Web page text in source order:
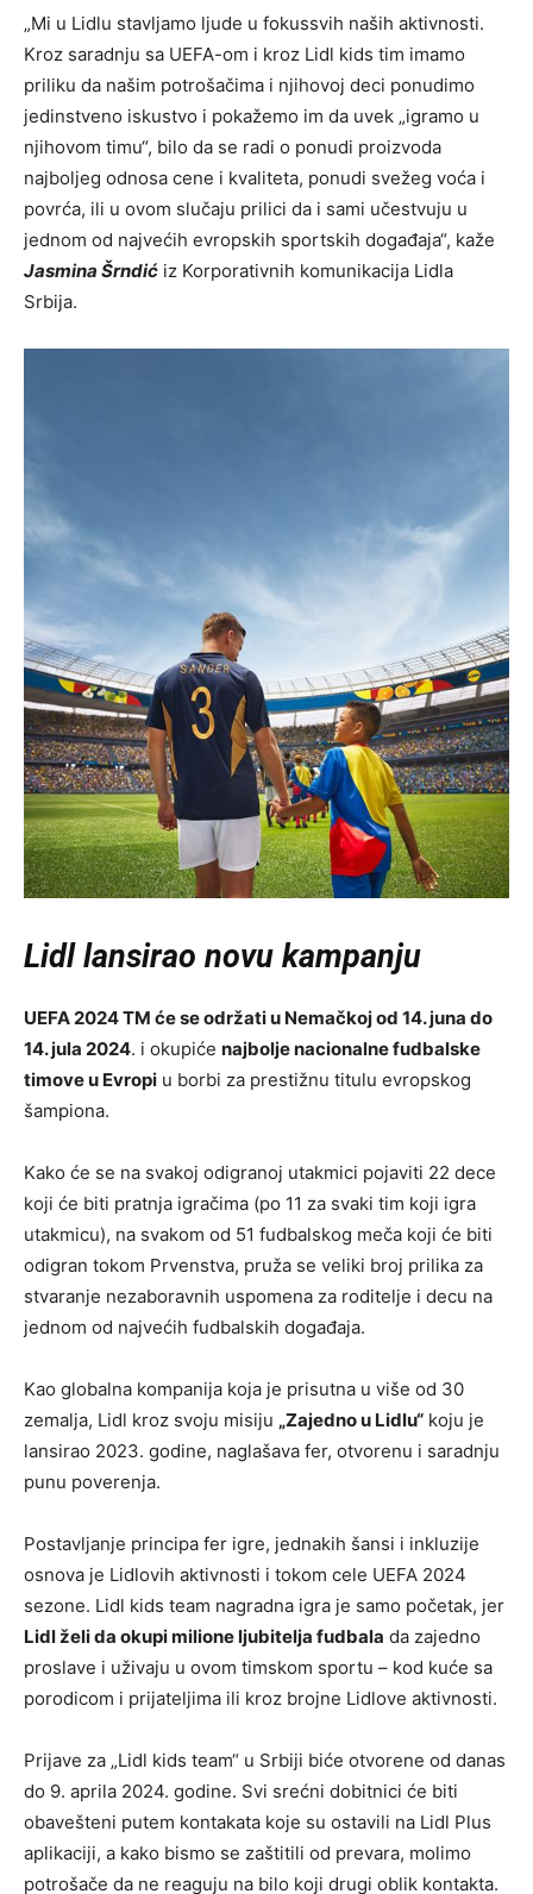
„Mi u Lidlu stavljamo ljude u fokussvih naših aktivnosti.
Kroz saradnju sa UEFA-om i kroz Lidl kids tim imamo
priliku da našim potrošačima i njihovoj deci ponudimo
jedinstveno iskustvo i pokažemo im da uvek „igramo u
njihovom timu“, bilo da se radi o ponudi proizvoda
najboljeg odnosa cene i kvaliteta, ponudi svežeg voća i
povrća, ili u ovom slučaju prilici da i sami učestvuju u
jednom od najvećih evropskih sportskih događaja“, kaže
Jasmina Šrndić iz Korporativnih komunikacija Lidla
Srbija.
Lidl lansirao novu kampanju
UEFA 2024 TM će se održati u Nemačkoj od 14. juna do
14. jula 2024. i okupiće najbolje nacionalne fudbalske
timove u Evropi u borbi za prestižnu titulu evropskog
šampiona.
Kako će se na svakoj odigranoj utakmici pojaviti 22 dece
koji će biti pratnja igračima (po 11 za svaki tim koji igra
utakmicu), na svakom od 51 fudbalskog meča koji će biti
odigran tokom Prvenstva, pruža se veliki broj prilika za
stvaranje nezaboravnih uspomena za roditelje i decu na
jednom od najvećih fudbalskih događaja.
Kao globalna kompanija koja je prisutna u više od 30
zemalja, Lidl kroz svoju misiju „Zajedno u Lidlu“ koju je
lansirao 2023. godine, naglašava fer, otvorenu i saradnju
punu poverenja.
Postavljanje principa fer igre, jednakih šansi i inkluzije
osnova je Lidlovih aktivnosti i tokom cele UEFA 2024
sezone. Lidl kids team nagradna igra je samo početak, jer
Lidl želi da okupi milione ljubitelja fudbala da zajedno
proslave i uživaju u ovom timskom sportu – kod kuće sa
porodicom i prijateljima ili kroz brojne Lidlove aktivnosti.
Prijave za „Lidl kids team“ u Srbiji biće otvorene od danas
do 9. aprila 2024. godine. Svi srećni dobitnici će biti
obavešteni putem kontakata koje su ostavili na Lidl Plus
aplikaciji, a kako bismo se zaštitili od prevara, molimo
potrošače da ne reaguju na bilo koji drugi oblik kontakta.